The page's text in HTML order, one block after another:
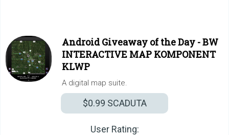
Android Giveaway of the Day -BW
INTERACTIVE MAP KOMPONENT
KLWP
A digital map suite.
$0.99 SCADUTA
User Rating: